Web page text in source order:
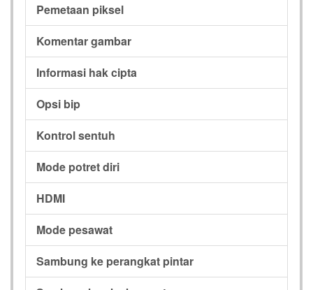
Pemetaan piksel
Komentar gambar
Informasi hak cipta
Opsi bip
Kontrol sentuh
Mode potret diri
HDMI
Mode pesawat
Sambung ke perangkat pintar